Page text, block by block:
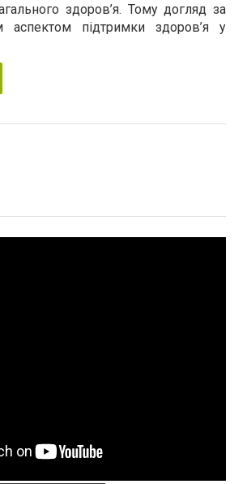
здоров’я. Тому догляд за
підтримки здоров’я у